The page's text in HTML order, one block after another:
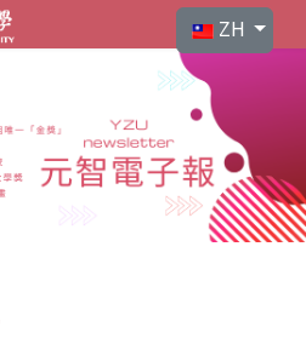
選擇你的語言
ZH